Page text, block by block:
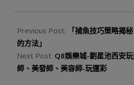
Previous Post:
「捕魚技巧策略揭
的方法」
Next Post: Q8娛樂城-劉星池西安
師、美發師、美容師-玩運彩